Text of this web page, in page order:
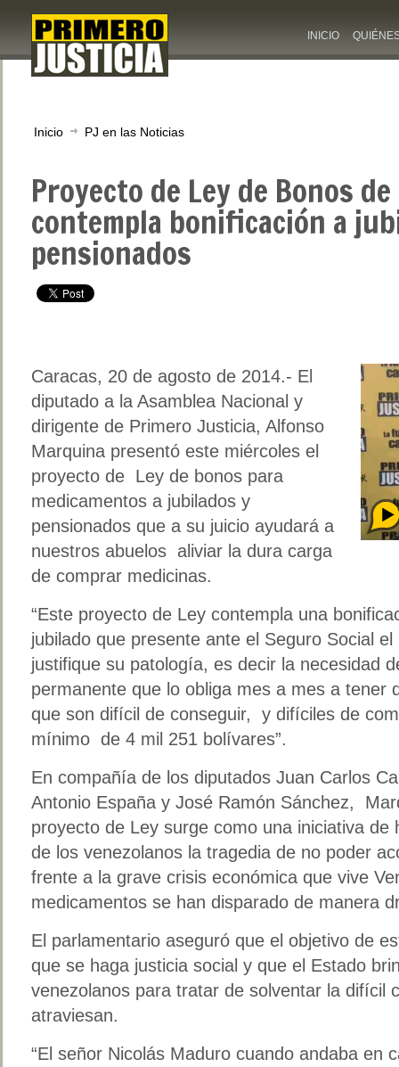
INICIO
Inicio PJ en las Noticias
Proyecto de Ley de Bonos
contempla bonificación a
pensionados
Caracas, 20 de agosto de 2014.- El
diputado a la Asamblea Nacional y
dirigente de Primero Justicia, Alfonso
Marquina presentó este miércoles el
proyecto de Ley de bonos para
medicamentos a jubilados y
pensionados que a su juicio ayudará a
nuestros abuelos aliviar la dura carga
de comprar medicinas.
“Este proyecto de Ley contempla una
jubilado que presente ante el Seguro Social
justifique su patología, es decir la necesidad
permanente que lo obliga mes a mes a tener
que son difícil de conseguir, y difíciles de
mínimo de 4 mil 251 bolívares”.
En compañía de los diputados Juan Carlos
Antonio España y José Ramón Sánchez,
proyecto de Ley surge como una iniciativa de
de los venezolanos la tragedia de no poder
frente a la grave crisis económica que vive
medicamentos se han disparado de manera
El parlamentario aseguró que el objetivo de
que se haga justicia social y que el Estado
venezolanos para tratar de solventar la difícil
atraviesan.
“El señor Nicolás Maduro cuando andaba en